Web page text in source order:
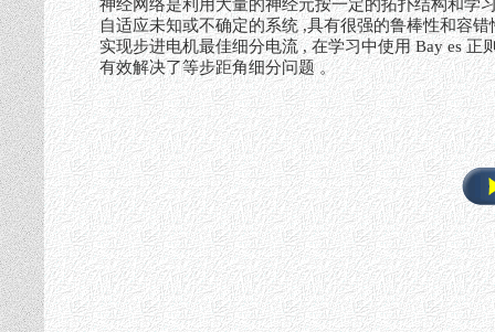
神经网络是利用大量的神经元按一定的拓扑结构和学
自适应未知或不确定的系统 ,具有很强的鲁棒性和容错
实现步进电机最佳细分电流 , 在学习中使用 Bay es
有效解决了等步距角细分问题 。